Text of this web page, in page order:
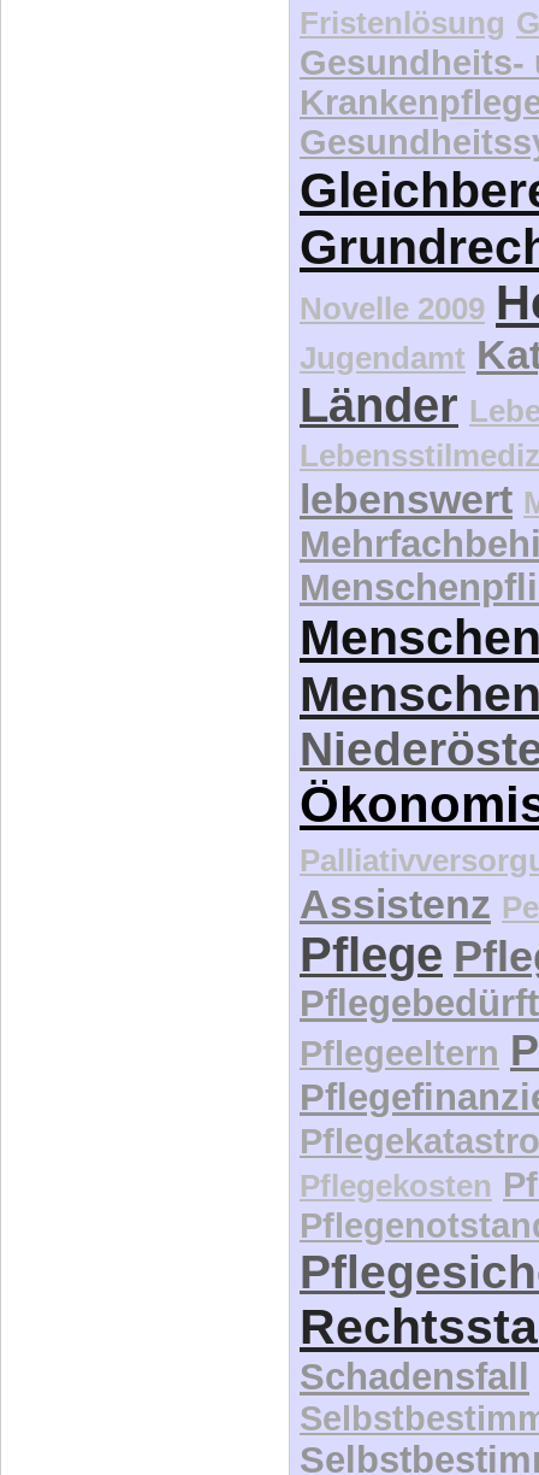
Fristenlösung
Gesundheits-
Novelle 2009
Jugendamt
Länder
lebenswert
Assistenz
Pflege
Pflegeeltern
Pflegekosten
Schadensfall